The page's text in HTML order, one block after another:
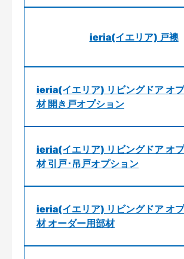
ieria(イエリア) 戸襖
ieria(イエリア) リビングドア オ
材 開き戸オプション
ieria(イエリア) リビングドア オ
材 引戸･吊戸オプション
ieria(イエリア) リビングドア オ
材 オーダー用部材